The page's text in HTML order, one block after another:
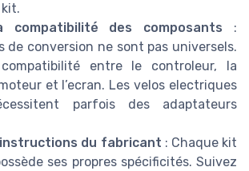
compatibilité des composants :
de conversion ne sont pas universels.
entre le controleur, la
et l’ecran. Les velos electriques
parfois des adaptateurs
instructions du fabricant : Chaque kit
ses propres spécificités. Suivez